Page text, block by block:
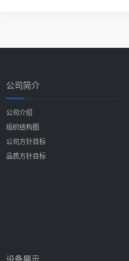
公司简介
公司介绍
组织结构图
公司方针目标
品质方针目标